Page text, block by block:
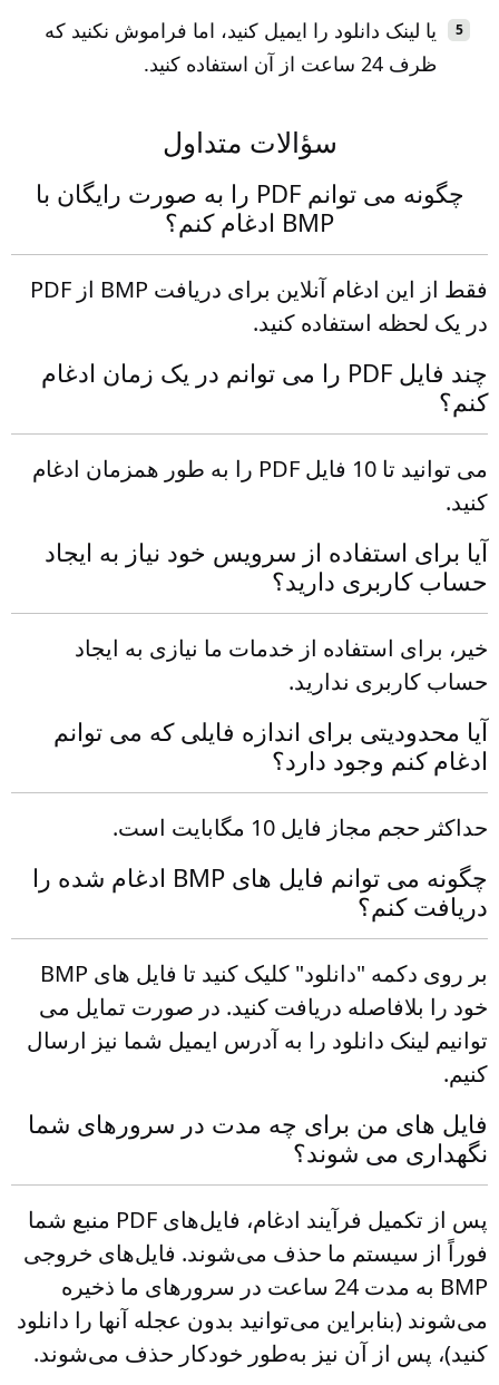
یا لینک دانلود را ایمیل کنید، اما فراموش نکنید که
ظرف 24 ساعت از آن استفاده کنید.
سؤالات متداول
چگونه می توانم PDF را به صورت رایگان با
BMP ادغام کنم؟
فقط از این ادغام آنلاین برای دریافت BMP از PDF
در یک لحظه استفاده کنید.
چند فایل PDF را می توانم در یک زمان ادغام
کنم؟
می توانید تا 10 فایل PDF را به طور همزمان ادغام
کنید.
آیا برای استفاده از سرویس خود نیاز به ایجاد
حساب کاربری دارید؟
خیر، برای استفاده از خدمات ما نیازی به ایجاد
حساب کاربری ندارید.
آیا محدودیتی برای اندازه فایلی که می توانم
ادغام کنم وجود دارد؟
حداکثر حجم مجاز فایل 10 مگابایت است.
چگونه می توانم فایل های BMP ادغام شده را
دریافت کنم؟
بر روی دکمه "دانلود" کلیک کنید تا فایل های BMP
خود را بلافاصله دریافت کنید. در صورت تمایل می
توانیم لینک دانلود را به آدرس ایمیل شما نیز ارسال
کنیم.
فایل های من برای چه مدت در سرورهای شما
نگهداری می شوند؟
پس از تکمیل فرآیند ادغام، فایل‌های PDF منبع شما
فوراً از سیستم ما حذف می‌شوند. فایل‌های خروجی
BMP به مدت 24 ساعت در سرورهای ما ذخیره
می‌شوند (بنابراین می‌توانید بدون عجله آنها را دانلود
کنید)، پس از آن نیز به‌طور خودکار حذف می‌شوند.